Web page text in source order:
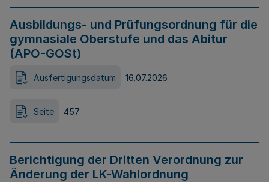
Ausbildungs- und Prüfungsordnung für die
gymnasiale Oberstufe und das Abitur
(APO-GOSt)
Ausfertigungsdatum 16.07.2026
Seite 457
Berichtigung der Dritten Verordnung zur
Änderung der LK-Wahlordnung